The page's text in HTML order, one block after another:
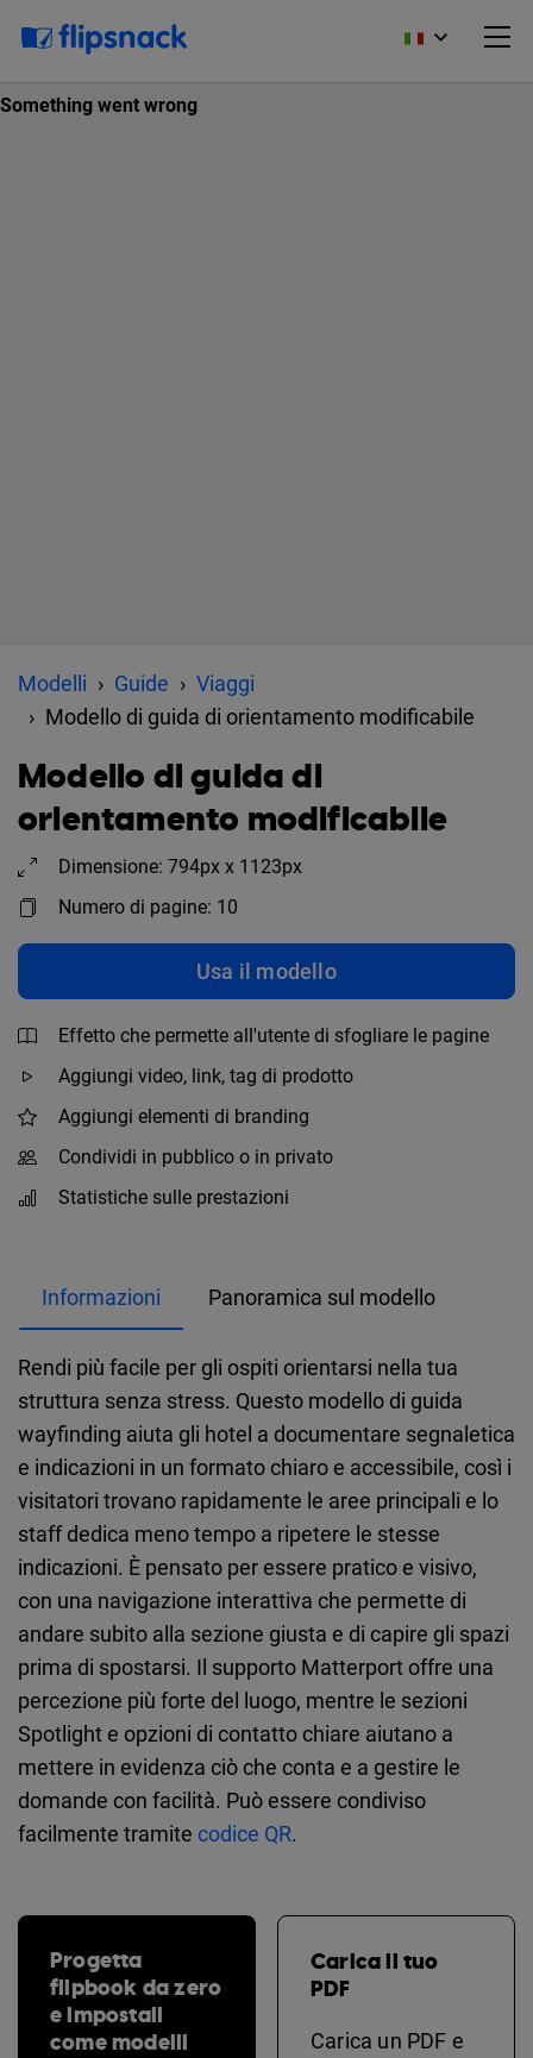
Modelli Guide
Viaggi
Modello di guida di orientamento modificabile
Modello di guida di
orientamento modificabile
Dimensione: 794px x 1123px
Numero di pagine: 10
Usa il modello
Effetto che permette all'utente di sfogliare le pagine
Aggiungi video, link, tag di prodotto
Aggiungi elementi di branding
Condividi in pubblico o in privato
Statistiche sulle prestazioni
Informazioni Panoramica sul modello
Rendi più facile per gli ospiti orientarsi nella tua
struttura senza stress. Questo modello di guida
wayfinding aiuta gli hotel a documentare segnaletica
e indicazioni in un formato chiaro e accessibile, così i
visitatori trovano rapidamente le aree principali e lo
staff dedica meno tempo a ripetere le stesse
indicazioni. È pensato per essere pratico e visivo,
con una navigazione interattiva che permette di
andare subito alla sezione giusta e di capire gli spazi
prima di spostarsi. Il supporto Matterport offre una
percezione più forte del luogo, mentre le sezioni
Spotlight e opzioni di contatto chiare aiutano a
mettere in evidenza ciò che conta e a gestire le
domande con facilità. Può essere condiviso
facilmente tramite codice QR.
Progetta
flipbook da zero
e impostali
come modelli
Carica il tuo
PDF
Carica un PDF e